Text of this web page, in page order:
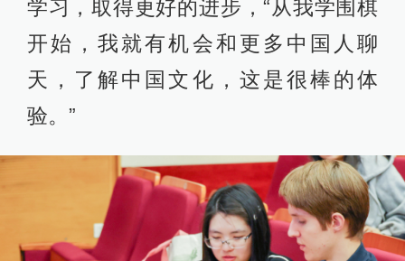
学习，取得更好的进步，“从我学围棋
开始，我就有机会和更多中国人聊
天，了解中国文化，这是很棒的体
验。”